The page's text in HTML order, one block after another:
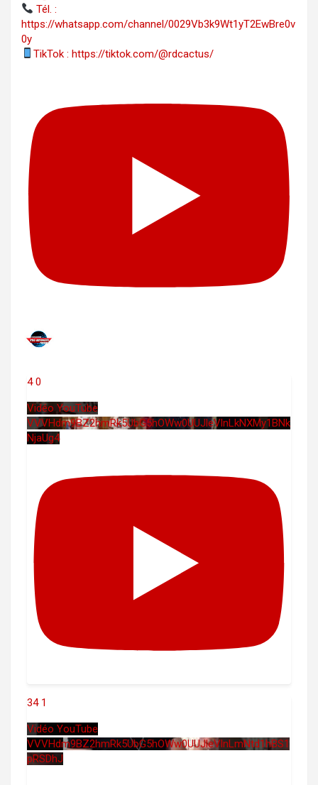
Tél. : ‪‪‪‪‪‪‪‪‪‪‪‪‪‪‪‪‪‪‪‪‪‪‪‪‪‪‪‪‪‪‪‪
https://whatsapp.com/channel/0029Vb3k9Wt1yT2EwBre0v
0y
TikTok : https://tiktok.com/@rdcactus/
4 0
Vidéo YouTube
VVVHdm9BZ2hmRk5UbG5hOWw0UUJleVlnLkNXMy1BNk
NjaUg4
34 1
Vidéo YouTube
VVVHdm9BZ2hmRk5UbG5hOWw0UUJleVlnLmNtd1hBS1
pRSDhJ